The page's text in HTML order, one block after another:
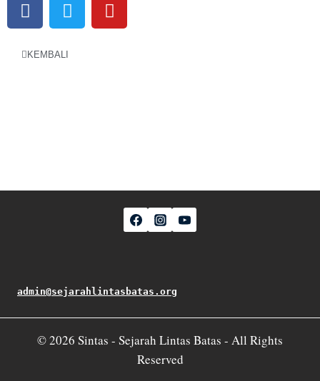
KEMBALI
admin@sejarahlintasbatas.org
© 2026 Sintas - Sejarah Lintas Batas - All Rights
Reserved